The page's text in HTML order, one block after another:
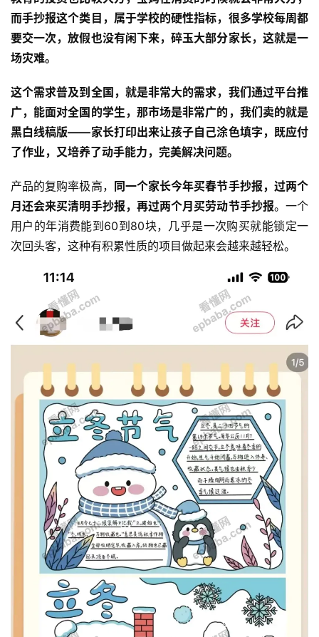
而手抄报这个类目，属于学校的硬性指标，很多学校每周都
要交一次，放假也没有闲下来，碎玉大部分家长，这就是一
场灾难。
这个需求普及到全国，就是非常大的需求，我们通过平台推
广，能面对全国的学生，那市场是非常广的，我们卖的就是
黑白线稿版——家长打印出来让孩子自己涂色填字，既应付
了作业，又培养了动手能力，完美解决问题。
产品的复购率极高，
同一个家长今年买春节手抄报，过两个
月还会来买清明手抄报，再过两个月买劳动节手抄报。一个
用户的年消费能到60到80块，几乎是一次购买就能锁定一
次回头客，这种有积累性质的项目做起来会越来越轻松。